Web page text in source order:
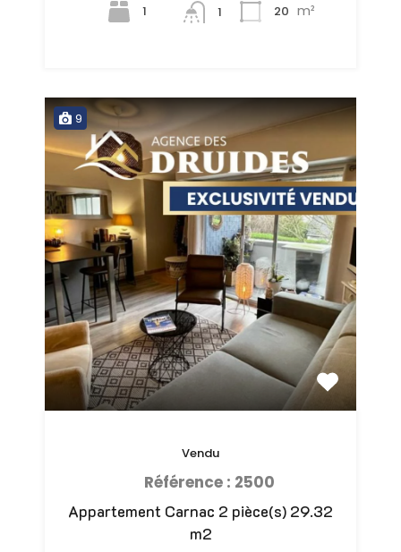
1
1
20 m²
9
Appartement Carnac 2 pièce(s) 29.32
m2
Vendu
Référence : 2500